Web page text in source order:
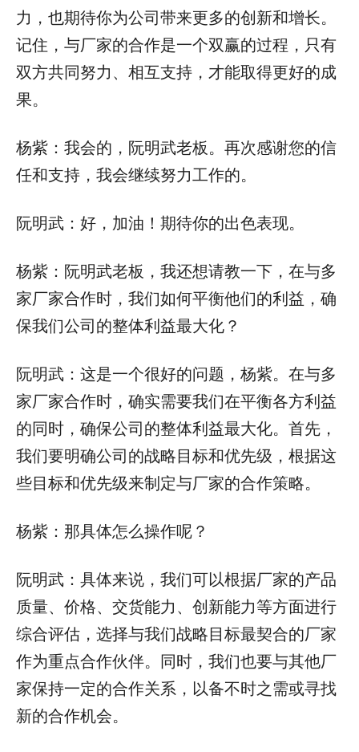
力，也期待你为公司带来更多的创新和增长。
记住，与厂家的合作是一个双赢的过程，只有
双方共同努力、相互支持，才能取得更好的成
果。
杨紫：我会的，阮明武老板。再次感谢您的信
任和支持，我会继续努力工作的。
阮明武：好，加油！期待你的出色表现。
杨紫：阮明武老板，我还想请教一下，在与多
家厂家合作时，我们如何平衡他们的利益，确
保我们公司的整体利益最大化？
阮明武：这是一个很好的问题，杨紫。在与多
家厂家合作时，确实需要我们在平衡各方利益
的同时，确保公司的整体利益最大化。首先，
我们要明确公司的战略目标和优先级，根据这
些目标和优先级来制定与厂家的合作策略。
杨紫：那具体怎么操作呢？
阮明武：具体来说，我们可以根据厂家的产品
质量、价格、交货能力、创新能力等方面进行
综合评估，选择与我们战略目标最契合的厂家
作为重点合作伙伴。同时，我们也要与其他厂
家保持一定的合作关系，以备不时之需或寻找
新的合作机会。